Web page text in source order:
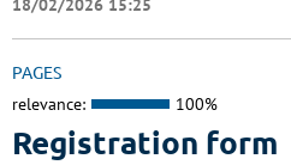
18/02/2026 15:25
PAGES
relevance: 100%
Registration form